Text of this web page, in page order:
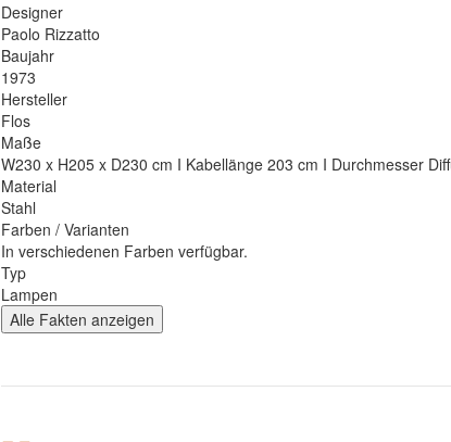
Designer
Paolo Rizzatto
Baujahr
1973
Hersteller
Flos
Maße
W230 x H205 x D230 cm I Kabellänge 203 cm I Durchmesser
Material
Stahl
Farben / Varianten
In verschiedenen Farben verfügbar.
Typ
Lampen
Alle Fakten anzeigen